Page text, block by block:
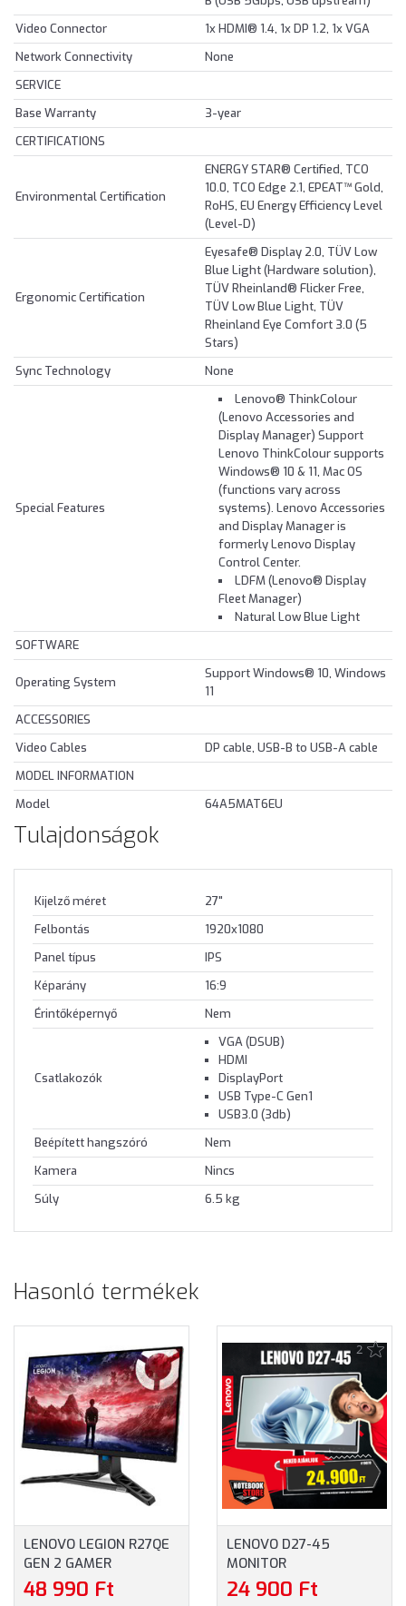
Video Connector
1x HDMI® 1.4, 1x DP 1.2, 1x VGA
Network Connectivity
None
SERVICE
Base Warranty
3-year
CERTIFICATIONS
Environmental Certification
ENERGY STAR® Certified, TCO
10.0, TCO Edge 2.1, EPEAT™ Gold,
RoHS, EU Energy Efficiency Level
(Level-D)
Ergonomic Certification
Eyesafe® Display 2.0, TÜV Low
Blue Light (Hardware solution),
TÜV Rheinland® Flicker Free,
TÜV Low Blue Light, TÜV
Rheinland Eye Comfort 3.0 (5
Stars)
Sync Technology
None
Special Features
Lenovo® ThinkColour
(Lenovo Accessories and
Display Manager) Support
Lenovo ThinkColour supports
Windows® 10 & 11, Mac OS
(functions vary across
systems). Lenovo Accessories
and Display Manager is
formerly Lenovo Display
Control Center.
LDFM (Lenovo® Display
Fleet Manager)
Natural Low Blue Light
SOFTWARE
Operating System
Support Windows® 10, Windows
11
ACCESSORIES
Video Cables
DP cable, USB-B to USB-A cable
MODEL INFORMATION
Model
64A5MAT6EU
Tulajdonságok
Kijelző méret
27"
Felbontás
1920x1080
Panel típus
IPS
Képarány
16:9
Érintőképernyő
Nem
Csatlakozók
VGA (DSUB)
HDMI
DisplayPort
USB Type-C Gen1
USB3.0 (3db)
Beépített hangszóró
Nem
Kamera
Nincs
Súly
6.5 kg
Hasonló termékek
LENOVO LEGION R27QE
GEN 2 GAMER
FREESYNC MONITOR
(68C7GAC3EU) - 27.0"
48 990 Ft
2
LENOVO D27-45
MONITOR
(67A5KAC6EU) - 27.0"
FULLHD (1920X1080),
24 900 Ft